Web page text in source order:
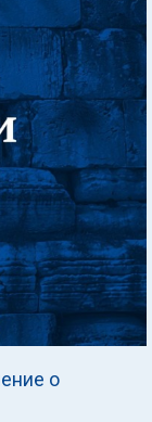
о